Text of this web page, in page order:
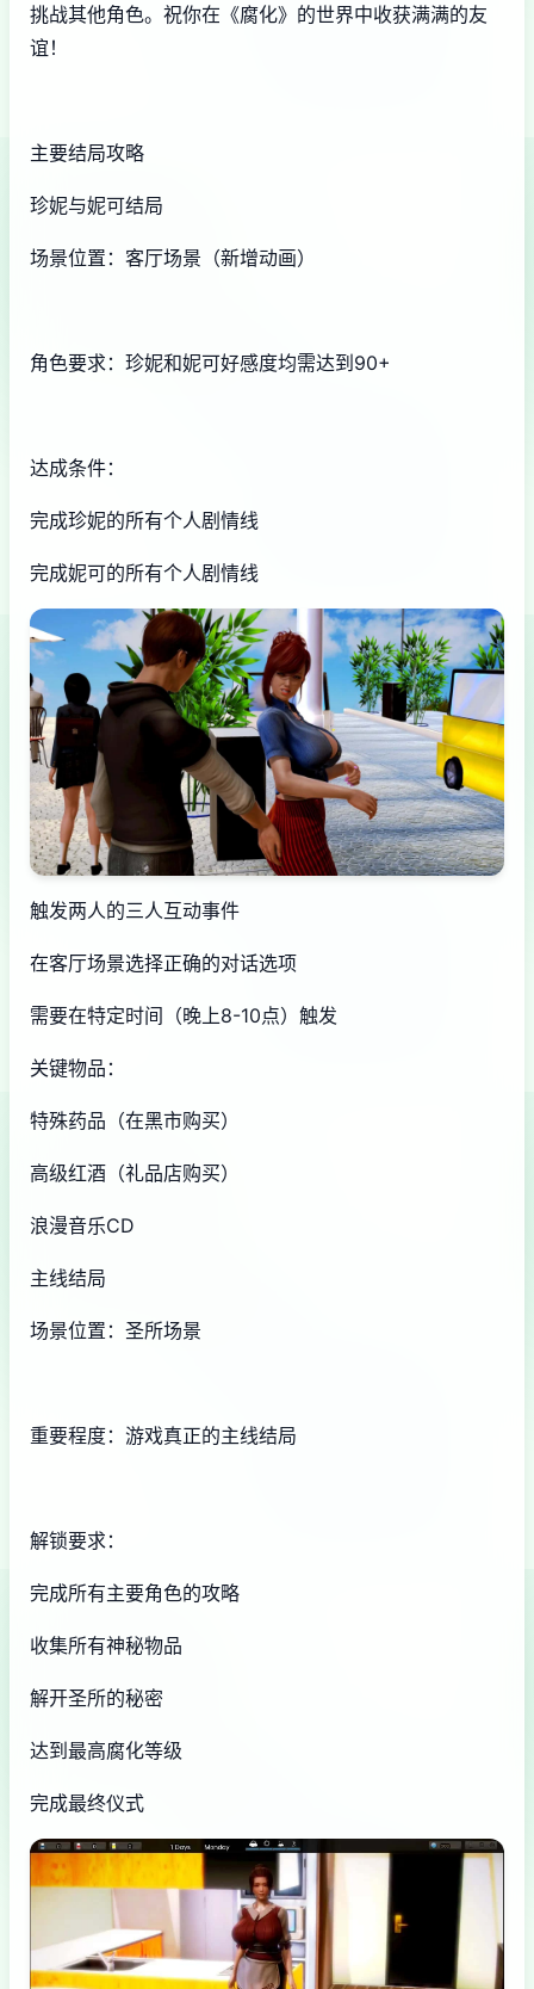
挑战其他角色。祝你在《腐化》的世界中收获满满的友
谊！
主要结局攻略
珍妮与妮可结局
场景位置：客厅场景（新增动画）
角色要求：珍妮和妮可好感度均需达到90+
达成条件：
完成珍妮的所有个人剧情线
完成妮可的所有个人剧情线
触发两人的三人互动事件
在客厅场景选择正确的对话选项
需要在特定时间（晚上8-10点）触发
关键物品：
特殊药品（在黑市购买）
高级红酒（礼品店购买）
浪漫音乐CD
主线结局
场景位置：圣所场景
重要程度：游戏真正的主线结局
解锁要求：
完成所有主要角色的攻略
收集所有神秘物品
解开圣所的秘密
达到最高腐化等级
完成最终仪式